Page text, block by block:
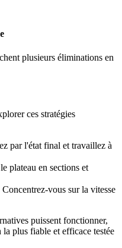
plusieurs éliminations en
ces stratégies
par l'état final et travaillez à
plateau en sections et
vous sur la vitesse
puissent fonctionner,
plus fiable et efficace testée